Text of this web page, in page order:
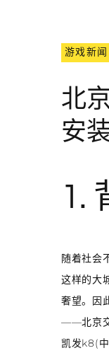
游戏新闻
北
安
1.
随着社会
这样的大
奢望。因
——北京交
凯发k8(